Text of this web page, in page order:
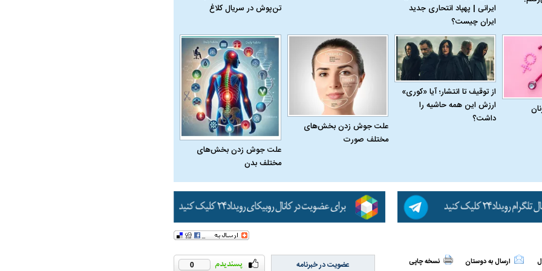
ایرانی | پهپاد انتحاری جدید
ایران چیست؟
تن‌پوش در سریال کلاغ
از توقیف تا انتشار؛ آیا «کوری»
ارزش این همه حاشیه را
داشت؟
علت جوش زدن بخش‌های
مختلف صورت
علت جوش زدن بخش‌های
مختلف بدن
ارسال به دوستان نسخه چاپی 0 عضویت در خبرنامه
درباره
ببینید| انیمیشن لگویی حمله به کویت با
جنگنده اف-۵
ببینید| نظر متفاوت سینا حجازی درباره
گوگوش خبرساز شد
علت تنگی نفس و راه های درمان آن
دلیل علاقه برخی افراد به فال و طالع‌بینی
چیست؟
تاثیر استرس بر بدن